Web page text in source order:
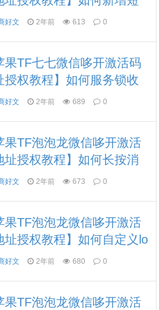
解析保存本地相册
好文 2年前 613 0
果TF七七微信哆开激活码
授权教程】如何服务锁收
自定义密码
好文 2年前 689 0
果TF泡泡龙微信哆开激活
址授权教程】如何长按消
全网独家)
好文 2年前 673 0
果TF泡泡龙微信哆开激活
址授权教程】如何自定义lo
示或隐藏(1)
好文 2年前 680 0
果TF泡泡龙微信哆开激活